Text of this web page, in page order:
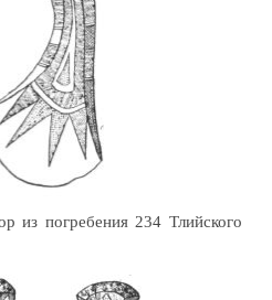
из погребения 234 Тлийского